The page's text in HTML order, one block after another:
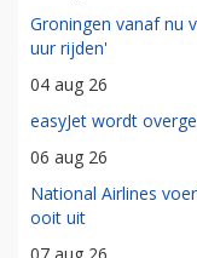
Groningen vanaf nu
uur rijden'
04 aug 26
easyJet wordt
06 aug 26
National Airlines
ooit uit